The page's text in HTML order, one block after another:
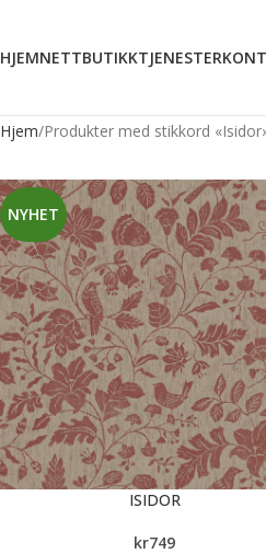
HJEMNETTBUTIKKTJENESTER
Hjem Produkter med stikkord
NYHET
ISIDOR
kr749